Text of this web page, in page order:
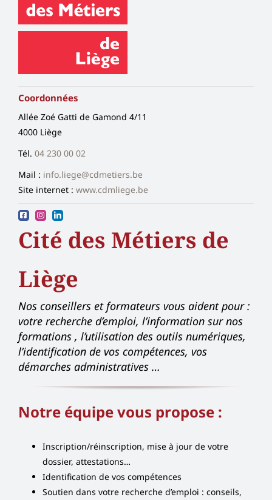
Coordonnées
Allée Zoé Gatti de Gamond 4/11
4000 Liège
Tél. 04 230 00 02
Mail : info.liege@cdmetiers.be
Site internet : www.cdmliege.be
Cité des Métiers de
Liège
Nos conseillers et formateurs vous aident pour :
votre recherche d’emploi, l’information sur nos
formations , l’utilisation des outils numériques,
l’identification de vos compétences, vos
démarches administratives …
Notre équipe vous propose :
Inscription/réinscription, mise à jour de votre
dossier, attestations…
Identification de vos compétences
Soutien dans votre recherche d’emploi : conseils,